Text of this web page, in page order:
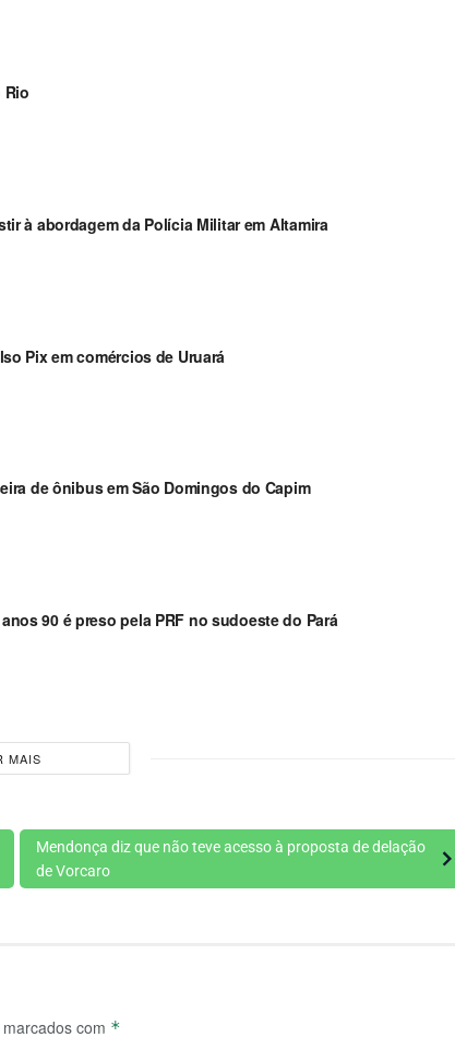
Rio
à abordagem da Polícia Militar em Altamira
Pix em comércios de Uruará
de ônibus em São Domingos do Capim
90 é preso pela PRF no sudoeste do Pará
MAIS
Mendonça diz que não teve acesso à proposta de delação
de Vorcaro
com *